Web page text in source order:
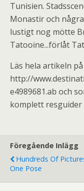
Tunisien.
Monastir och
lustigt nog mötte
Tatooine...förlåt
Läs hela artikeln på
http://
e4989681.ab och
komplett
Föregående Inlägg
Hundreds Of
One Pose